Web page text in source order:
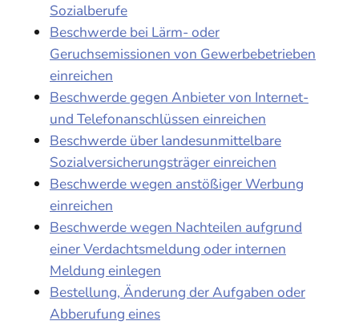
Sozialberufe
Beschwerde bei Lärm- oder
Geruchsemissionen von Gewerbebetrieben
einreichen
Beschwerde gegen Anbieter von Internet-
und Telefonanschlüssen einreichen
Beschwerde über landesunmittelbare
Sozialversicherungsträger einreichen
Beschwerde wegen anstößiger Werbung
einreichen
Beschwerde wegen Nachteilen aufgrund
einer Verdachtsmeldung oder internen
Meldung einlegen
Bestellung, Änderung der Aufgaben oder
Abberufung eines